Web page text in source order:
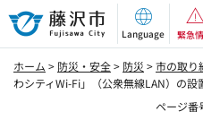
藤沢市
Language 緊急
ホーム > 防災・安全> 防災 >市の取り
わシティWi-Fi」（公衆無線LAN）の設
ページ番